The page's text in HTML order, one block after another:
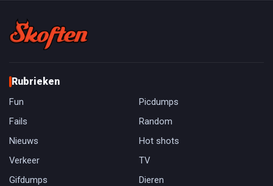
Rubrieken
Fun
Picdumps
Fails
Random
Nieuws
Hot shots
Verkeer
TV
Gifdumps
Dieren